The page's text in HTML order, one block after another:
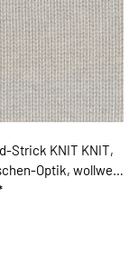
Strick KNIT KNIT,
Optik, wollweiß